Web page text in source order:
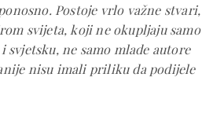
Postoje vrlo važne stvari,
svijeta, koji ne okupljaju samo
svjetsku, ne samo mlade autore
nisu imali priliku da podijele